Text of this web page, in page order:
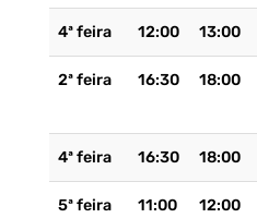
4ª feira 12:00 13:00
2ª feira 16:30 18:00
4ª feira 16:30 18:00
5ª feira 11:00 12:00